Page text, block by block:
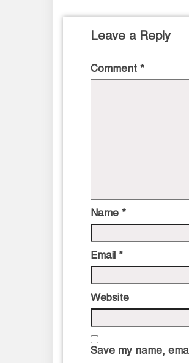
Leave a Reply
Comment *
Name *
Email *
Website
Save my name,